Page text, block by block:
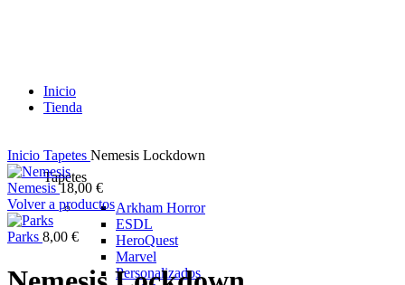
Inicio
Tienda
Tapetes
Arkham Horror
ESDL
HeroQuest
Marvel
Personalizados
Inicio Tapetes Nemesis Lockdown
Nemesis18,00 €
Volver a productos
Parks 8,00 €